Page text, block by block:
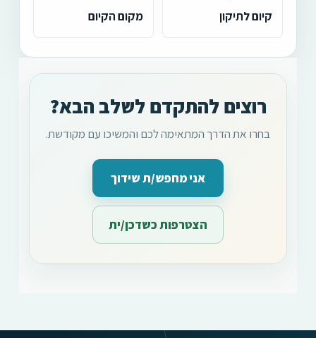
קיום לתיקון מקום הקיום
רוצים להתקדם לשלב הבא?
בחרו את הדרך המתאימה לכם והמשיכו עם מקודשת.
אני מחפש/ת שידוך
הצטרפות כשדכן/ית